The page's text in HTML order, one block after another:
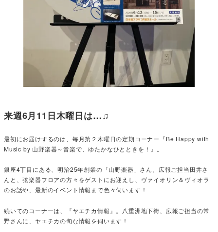
来週6月11日木曜日は…♫
最初にお届けするのは、毎月第２木曜日の定期コーナー『Be Happy with
Music by 山野楽器～音楽で、ゆたかなひとときを！』。
銀座4丁目にある、明治25年創業の「山野楽器」さん。広報ご担当田井さ
んと、弦楽器フロアの方々をゲストにお迎えし、ヴァイオリン＆ヴィオラ
のお話や、最新のイベント情報まで色々伺います！
続いてのコーナーは、『ヤエチカ情報』。八重洲地下街、広報ご担当の常
野さんに、ヤエチカの旬な情報を伺います！